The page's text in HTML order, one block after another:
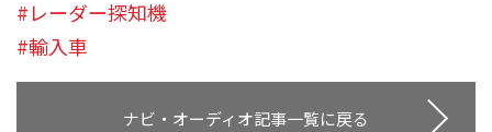
#レーダー探知機
#輸入車
ナビ・オーディオ記事一覧に戻る